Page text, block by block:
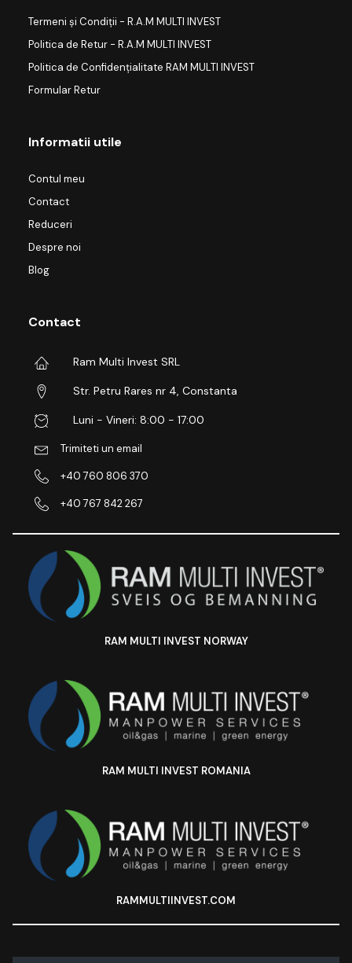
Termeni și Condiții - R.A.M MULTI INVEST
Politica de Retur - R.A.M MULTI INVEST
Politica de Confidențialitate RAM MULTI INVEST
Formular Retur
Informatii utile
Contul meu
Contact
Reduceri
Despre noi
Blog
Contact
Ram Multi Invest SRL
Str. Petru Rares nr 4, Constanta
Luni - Vineri: 8:00 - 17:00
Trimiteti un email
+40 760 806 370
+40 767 842 267
RAM MULTI INVEST NORWAY
RAM MULTI INVEST ROMANIA
RAMMULTIINVEST.COM